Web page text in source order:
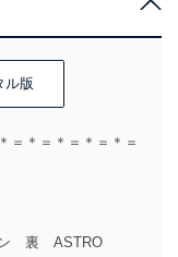
ル版
＝＊＝＊＝＊＝＊＝
ン 裏 ASTRO